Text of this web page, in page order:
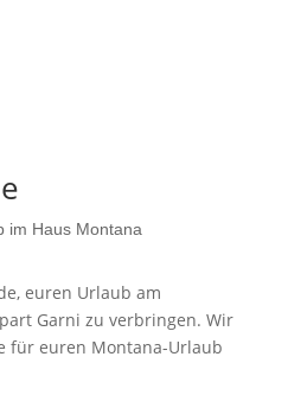
im Haus Montana
euren Urlaub am
Garni zu verbringen. Wir
für euren Montana-Urlaub